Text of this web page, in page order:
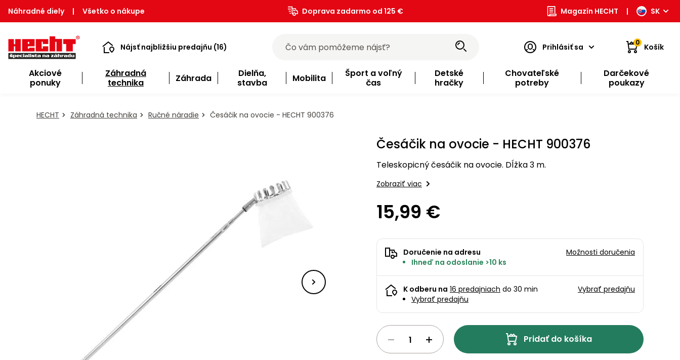
Náhradné diely | Všetko o nákupe Doprava zadarmo od 125 € Magazín HECHT | SK
Nájsť najbližšiu predajňu (16) Prihlásiť sa 0 Košík
Akciové
ponuky
Záhradná
technika
Záhrada
Dielňa,
stavba
Mobilita
Šport a voľný
čas
Detské
hračky
Chovateľské
potreby
Darčekové
poukazy
HECHT Záhradná technika Ručné náradie Česáčik na ovocie - HECHT 900376
Česáčik na ovocie - HECHT 900376
Teleskopicný česáčik na ovocie. Dĺžka 3 m.
Zobraziť viac
15,99 €
Doručenie na adresu
Ihneď na odoslanie >10 ks
Možnosti doručenia
K odberu na 16 predajniach do 30 min
Vybrať predajňu
Vybrať predajňu
Pridať do košíka